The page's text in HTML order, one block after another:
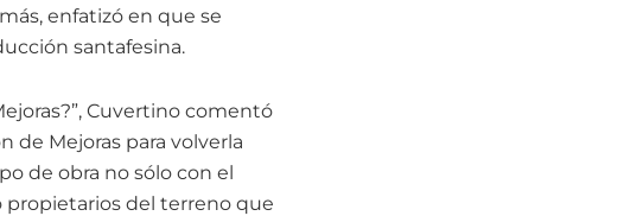
enfatizó en que se
santafesina.
Cuvertino comentó
de Mejoras para volverla
de obra no sólo con el
propietarios del terreno que